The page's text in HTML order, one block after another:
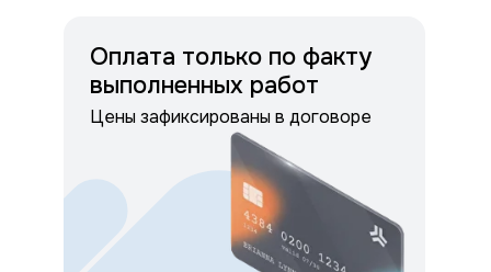
Оплата только по факту
выполненных работ
Цены зафиксированы в договоре